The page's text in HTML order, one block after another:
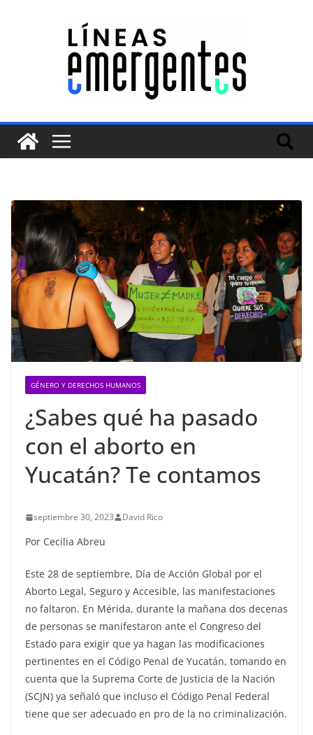
GÉNERO Y DERECHOS HUMANOS
¿Sabes qué ha pasado
con el aborto en
Yucatán? Te contamos
septiembre 30, 2023 David Rico
Por Cecilia Abreu
Este 28 de septiembre, Día de Acción Global por el
Aborto Legal, Seguro y Accesible, las manifestaciones
no faltaron. En Mérida, durante la mañana dos decenas
de personas se manifestaron ante el Congreso del
Estado para exigir que ya hagan las modificaciones
pertinentes en el Código Penal de Yucatán, tomando en
cuenta que la Suprema Corte de Justicia de la Nación
(SCJN) ya señaló que incluso el Código Penal Federal
tiene que ser adecuado en pro de la no criminalización.